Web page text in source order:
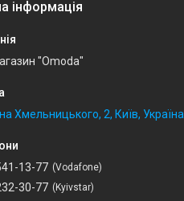
"Omoda"
Хмельницького, 2, Київ, Україна
13-77 Vodafone
30-77 Kyivstar